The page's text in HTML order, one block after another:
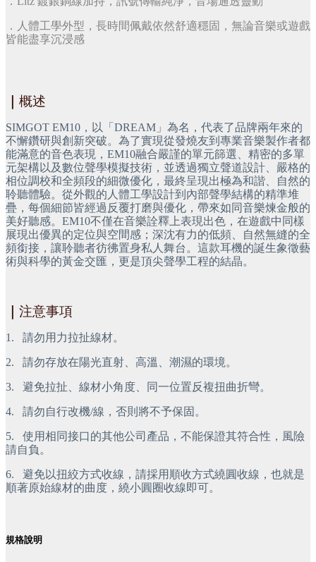
．人體工學外型，長時間佩戴依然舒適穩固，無論音樂或遊戲
皆能盡享沉浸感
概述
SIMGOT EM10，以「DREAM」為名，代表了品牌兩年來的
不懈鑽研與創新突破。為了實現從發燒友到專業音樂製作者都
能滿意的音色表現，EM10融合嚴謹的單元篩選、精密的多單
元架構以及數位聲學模擬技術，並透過獨立聲道設計、嚴格的
相位調校和全頻段的細微優化，最終呈現出極為和諧、自然的
聆聽體驗。從外觀的人體工學設計到內部聲學結構的精準堆
疊，每個細節皆經過反覆打磨與優化，帶來如同音樂煉金般的
美好聽感。EM10不僅在音樂詮釋上表現出色，在遊戲中同樣
展現出優異的定位與空間感；深沈有力的低頻、自然無縫的全
頻銜接，讓聆聽者彷彿置身私人舞台。這款耳機的誕生象徵藝
術與科學的黃金交匯，更是頂尖聲學工程的結晶。
注意事項
1. 請勿用力拉扯線材。
2. 請勿存放在陽光直射、高溫、潮濕的環境。
3. 避免拉扯、線材小角度、同一位置反複扭曲折彎。
4. 請勿自行改機/線，否則將不予保固。
5.
使用相同接口的其他公司產品，不能保證其符合性，風險
請自負。
6.
避免以扭絞方式收線，請採用順收方式繞圓收線，也就是
順著原始線材的曲度，繞小圓圈收線即可。
規格說明